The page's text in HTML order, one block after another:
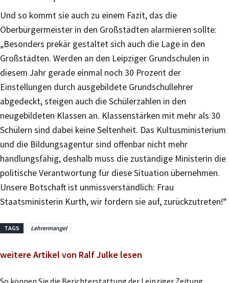
Und so kommt sie auch zu einem Fazit, das die
Oberbürgermeister in den Großstädten alarmieren sollte:
„Besonders prekär gestaltet sich auch die Lage in den
Großstädten. Werden an den Leipziger Grundschulen in
diesem Jahr gerade einmal noch 30 Prozent der
Einstellungen durch ausgebildete Grundschullehrer
abgedeckt, steigen auch die Schülerzahlen in den
neugebildeten Klassen an. Klassenstärken mit mehr als 30
Schülern sind dabei keine Seltenheit. Das Kultusministerium
und die Bildungsagentur sind offenbar nicht mehr
handlungsfähig, deshalb muss die zuständige Ministerin die
politische Verantwortung für diese Situation übernehmen.
Unsere Botschaft ist unmissverständlich: Frau
Staatsministerin Kurth, wir fordern sie auf, zurückzutreten!“
TAGS Lehrermangel
weitere Artikel von Ralf Julke lesen
So können Sie die Berichterstattung der Leipziger Zeitung